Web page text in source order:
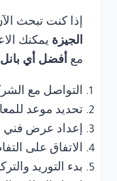
إذا كنت تبحث
الجيزة يمكنك
مع أفضل أي بانل
التواصل مع
تحديد موعد
إعداد عرض فني
الاتفاق على
بدء التوريد